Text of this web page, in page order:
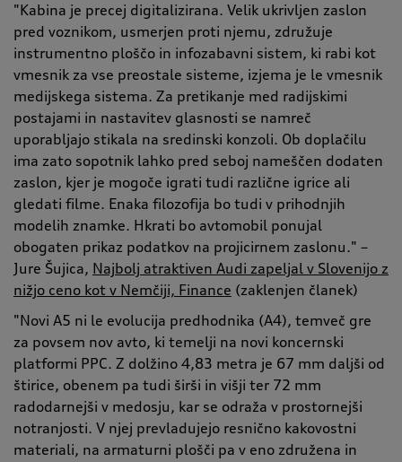
"Kabina je precej digitalizirana. Velik ukrivljen zaslon
pred voznikom, usmerjen proti njemu, združuje
instrumentno ploščo in infozabavni sistem, ki rabi kot
vmesnik za vse preostale sisteme, izjema je le vmesnik
medijskega sistema. Za pretikanje med radijskimi
postajami in nastavitev glasnosti se namreč
uporabljajo stikala na sredinski konzoli. Ob doplačilu
ima zato sopotnik lahko pred seboj nameščen dodaten
zaslon, kjer je mogoče igrati tudi različne igrice ali
gledati filme. Enaka filozofija bo tudi v prihodnjih
modelih znamke. Hkrati bo avtomobil ponujal
obogaten prikaz podatkov na projicirnem zaslonu." –
Jure Šujica, Najbolj atraktiven Audi zapeljal v Slovenijo z
nižjo ceno kot v Nemčiji, Finance (zaklenjen članek)
"Novi A5 ni le evolucija predhodnika (A4), temveč gre
za povsem nov avto, ki temelji na novi koncernski
platformi PPC. Z dolžino 4,83 metra je 67 mm daljši od
štirice, obenem pa tudi širši in višji ter 72 mm
radodarnejši v medosju, kar se odraža v prostornejši
notranjosti. V njej prevladujejo resnično kakovostni
materiali, na armaturni plošči pa v eno združena in